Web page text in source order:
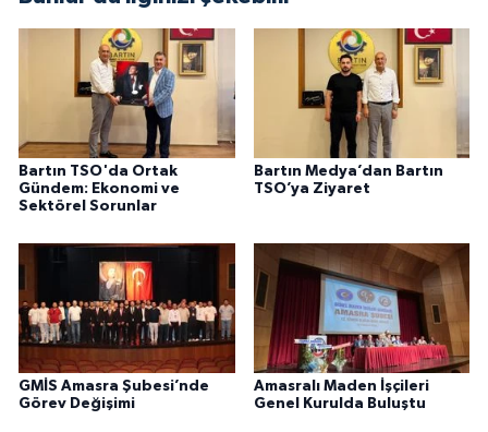
Bartın TSO'da Ortak
Gündem: Ekonomi ve
Sektörel Sorunlar
Bartın Medya’dan Bartın
TSO’ya Ziyaret
GMİS Amasra Şubesi’nde
Görev Değişimi
Amasralı Maden İşçileri
Genel Kurulda Buluştu